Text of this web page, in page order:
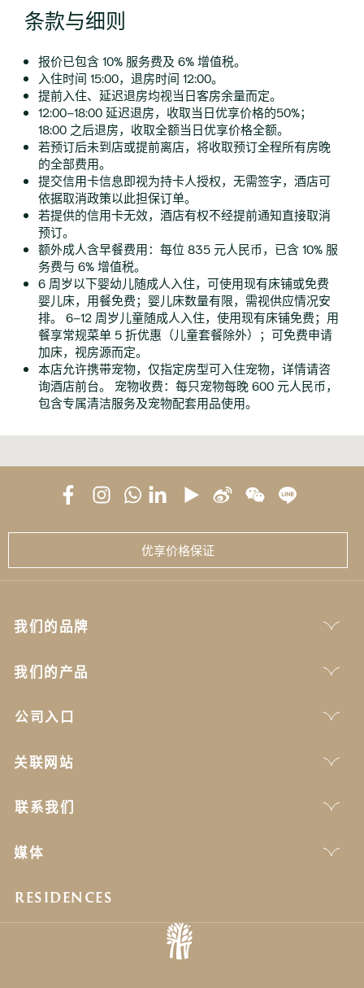
条款与细则
报价已包含 10% 服务费及 6% 增值税。
入住时间 15:00，退房时间 12:00。
提前入住、延迟退房均视当日客房余量而定。
12:00–18:00 延迟退房，收取当日优享价格的50%；
18:00 之后退房，收取全额当日优享价格全额。
若预订后未到店或提前离店，将收取预订全程所有房晚
的全部费用。
提交信用卡信息即视为持卡人授权，无需签字，酒店可
依据取消政策以此担保订单。
若提供的信用卡无效，酒店有权不经提前通知直接取消
预订。
额外成人含早餐费用：每位 835 元人民币，已含 10% 服
务费与 6% 增值税。
6 周岁以下婴幼儿随成人入住，可使用现有床铺或免费
婴儿床，用餐免费；婴儿床数量有限，需视供应情况安
排。 6–12 周岁儿童随成人入住，使用现有床铺免费；用
餐享常规菜单 5 折优惠（儿童套餐除外）；可免费申请
加床，视房源而定。
本店允许携带宠物，仅指定房型可入住宠物，详情请咨
询酒店前台。 宠物收费：每只宠物每晚 600 元人民币，
包含专属清洁服务及宠物配套用品使用。
优享价格保证
我们的品牌
我们的产品
公司入口
关联网站
联系我们
媒体
RESIDENCES